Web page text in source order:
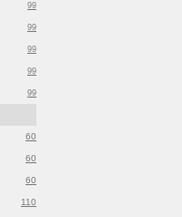
99
99
99
99
99
60
60
60
110